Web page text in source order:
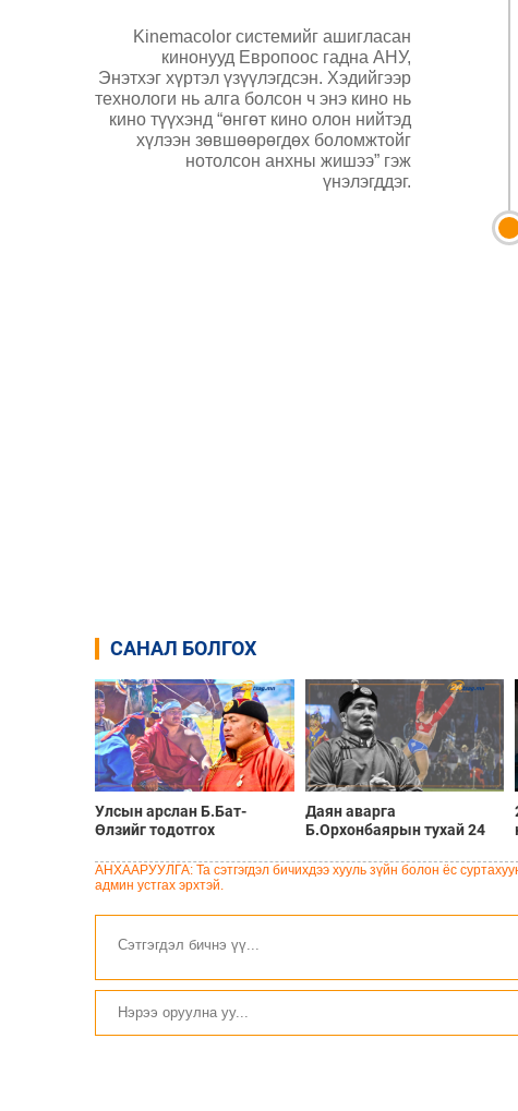
Kinemacolor системийг ашигласан
кинонууд Европоос гадна АНУ,
Энэтхэг хүртэл үзүүлэгдсэн. Хэдийгээр
технологи нь алга болсон ч энэ кино нь
кино түүхэнд “өнгөт кино олон нийтэд
хүлээн зөвшөөрөгдөх боломжтойг
нотолсон анхны жишээ” гэж
үнэлэгддэг.
САНАЛ БОЛГОХ
Улсын арслан Б.Бат-
Өлзийг тодотгох
Даян аварга
Б.Орхонбаярын тухай 24
АНХААРУУЛГА: Та сэтгэгдэл бичихдээ хууль зүйн болон ёс
админ устгах эрхтэй.